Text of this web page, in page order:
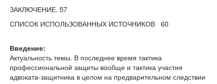
ЗАКЛЮЧЕНИЕ. 57
СПИСОК ИСПОЛЬЗОВАННЫХ ИСТОЧНИКОВ 60
Введение:
Актуальность темы. В последнее время тактика
профессиональной защиты вообще и тактика участия
адвоката-защитника в целом на предварительном следствии